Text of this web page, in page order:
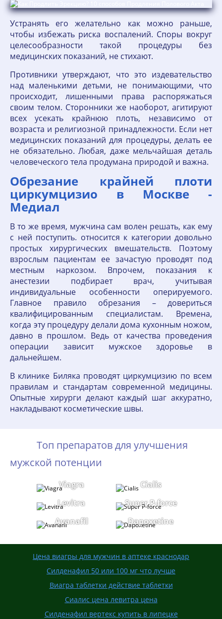
Устранять его желательно как можно раньше,
чтобы избежать риска воспалений. Споры вокруг
целесообразности такой процедуры без
медицинских показаний, не стихают.
Противники утверждают, что это издевательство
над маленькими детьми, не понимающими, что
происходит, лишенными права распоряжаться
своим телом. Сторонники же наоборот, агитируют
всех усекать крайнюю плоть, независимо от
возраста и религиозной принадлежности. Если нет
медицинских показаний для процедуры, делать ее
не обязательно. Любая, даже мельчайшая деталь
человеческого тела продумана природой и важна.
Обрезание крайней плоти
циркумцизио в Москве -
Медиал
В то же время, мужчина сам волен решать, как ему
с ней поступить. относится к категории довольно
простых хирургических вмешательств. Поэтому
взрослым пациентам ее зачастую проводят под
местным наркозом. Впрочем, показания к
анестезии подбирает врач, учитывая
индивидуальные особенности оперируемого.
Главное правило обрезания – довериться
квалифицированным специалистам. Времена,
когда эту процедуру делали дома кухонным ножом,
давно в прошлом. Ведь от качества проведения
операции зависит мужское здоровье в
дальнейшем.
В клинике Биляка проводят циркумцизию по всем
правилам и стандартам современной медицины.
Опытные хирурги делают каждый шаг аккуратно,
накладывают косметические швы.
Топ препаратов для улучшения
мужской потенции
Viagra
Cialis
Levitra
Super P-force
Avanafil
Dapoxetine
Цена виагры для мужчин в аптеке краснодар
Силденафил 50 или 100 мг что лучше
Виагра таблетки действие таблетки
Сиалис цена левитра цена
Силденафил вертекс купить в липецке